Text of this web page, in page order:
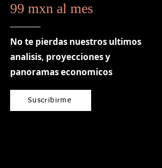
99 mxn al mes
No te pierdas nuestros ultimos
analisis, proyecciones y
panoramas economicos
Suscribirme